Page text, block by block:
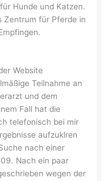
Hunde und Katzen.
Zentrum für Pferde in
Website
Teilnahme an
und dem
Fall hat die
telefonisch bei mir
aufzuklren
nach einer
Nach ein paar
wegen der